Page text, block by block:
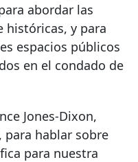
abordar las
históricas, y para
espacios públicos
en el condado de
Jones-Dixon,
hablar sobre
para nuestra